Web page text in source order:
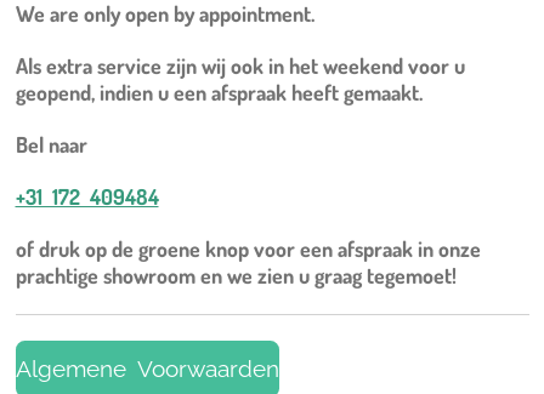
We are only open by appointment.
Als extra service zijn wij ook in het weekend voor u
geopend, indien u een afspraak heeft gemaakt.
Bel naar
+31 172 409484
of druk op de groene knop voor een afspraak in onze
prachtige showroom en we zien u graag tegemoet!
Algemene Voorwaarden